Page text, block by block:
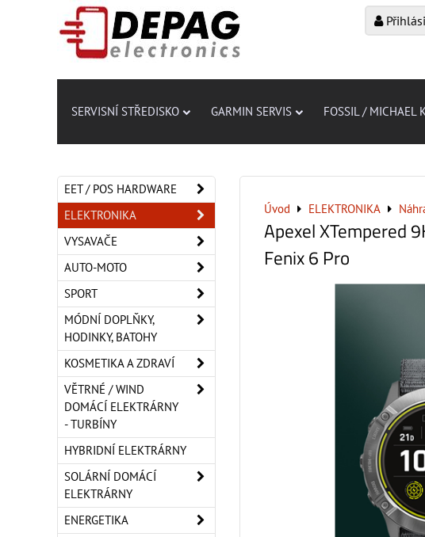
SERVISNÍ STŘEDISKO GARMIN SERVIS FOSSIL / MICHAEL
Úvod ELEKTRONIKA
Apexel XTempered
Fenix ​​6 Pro
EET / POS HARDWARE
ELEKTRONIKA
VYSAVAČE
AUTO-MOTO
SPORT
MÓDNÍ DOPLŇKY,
HODINKY, BATOHY
KOSMETIKA A ZDRAVÍ
VĚTRNÉ / WIND
DOMÁCÍ ELEKTRÁRNY
- TURBÍNY
HYBRIDNÍ ELEKTRÁRNY
SOLÁRNÍ DOMÁCÍ
ELEKTRÁRNY
ENERGETIKA